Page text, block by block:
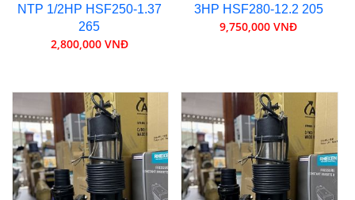
NTP 1/2HP HSF250-1.37
265
2,800,000 VNĐ
3HP HSF280-12.2 205
9,750,000 VNĐ